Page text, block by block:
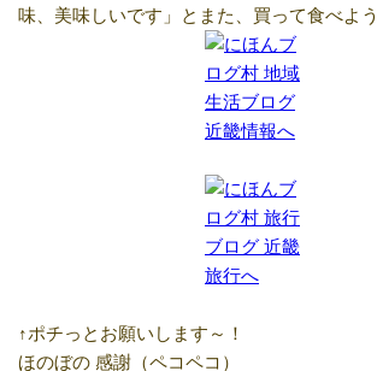
味、美味しいです」とまた、買って食べよ
↑ポチっとお願いします～！
ほのぼの 感謝（ペコペコ）